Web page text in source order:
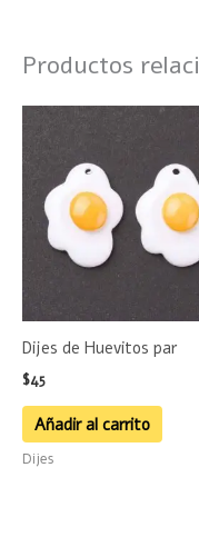
Productos
Dijes de Huevitos par
$45
Añadir al carrito
Dijes